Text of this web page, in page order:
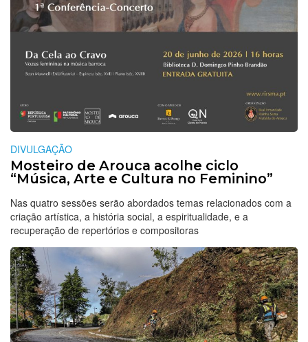
DIVULGAÇÃO
Mosteiro de Arouca acolhe ciclo
“Música, Arte e Cultura no Feminino”
Nas quatro sessões serão abordados temas relacionados com a
criação artística, a história social, a espiritualidade, e a
recuperação de repertórios e compositoras